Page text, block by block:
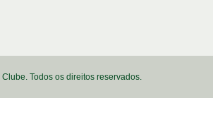
Todos os direitos reservados.